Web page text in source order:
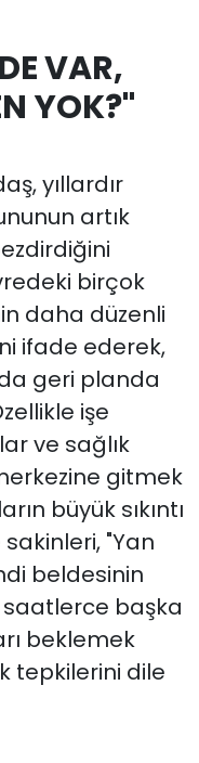
VAR,
YOK?"
yıllardır
artık
birçok
daha düzenli
ifade ederek,
geri planda
işe
ve sağlık
gitmek
büyük sıkıntı
"Yan
beldesinin
saatlerce başka
beklemek
tepkilerini dile